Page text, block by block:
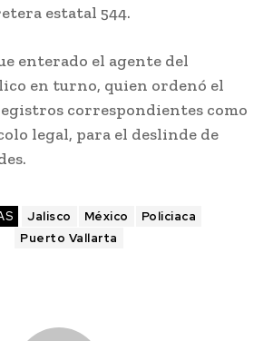
estatal 544.
enterado el agente del
en turno, quien ordenó el
correspondientes como
legal, para el deslinde de
Jalisco México
Policiaca
Puerto Vallarta